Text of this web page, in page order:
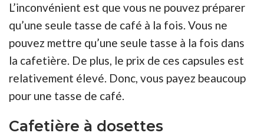
L’inconvénient est que vous ne pouvez préparer
qu’une seule tasse de café à la fois. Vous ne
pouvez mettre qu’une seule tasse à la fois dans
la cafetière. De plus, le prix de ces capsules est
relativement élevé. Donc, vous payez beaucoup
pour une tasse de café.
Cafetière à dosettes